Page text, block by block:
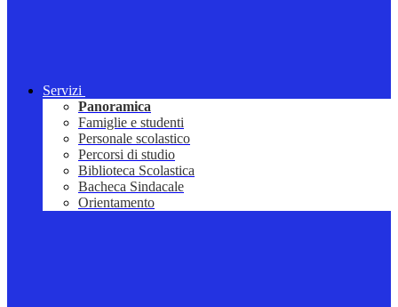
Servizi
Panoramica
Famiglie e studenti
Personale scolastico
Percorsi di studio
Biblioteca Scolastica
Bacheca Sindacale
Orientamento